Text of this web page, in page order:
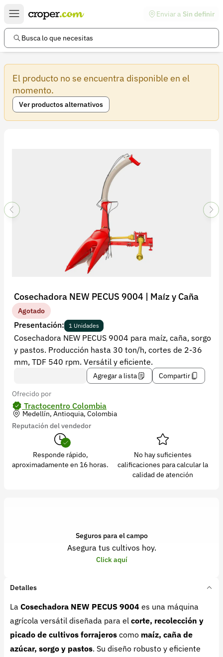
Enviar a Sin definir
Busca lo que necesitas
El producto no se encuentra disponible en el
momento.
Ver productos alternativos
Cosechadora NEW PECUS 9004 | Maíz y Caña
Agotado
Presentación: 1 Unidades
Cosechadora NEW PECUS 9004 para maíz, caña, sorgo
y pastos. Producción hasta 30 ton/h, cortes de 2-36
mm, TDF 540 rpm. Versátil y eficiente.
Agregar a lista
Compartir
Ofrecido por
Tractocentro Colombia
Medellín, Antioquia, Colombia
Reputación del vendedor
Responde rápido,
aproximadamente en 16 horas.
No hay suficientes
calificaciones para calcular la
calidad de atención
Seguros para el campo
Asegura tus cultivos hoy.
Click aquí
Detalles
La Cosechadora NEW PECUS 9004 es una máquina
agrícola versátil diseñada para el corte, recolección y
picado de cultivos forrajeros como maíz, caña de
azúcar, sorgo y pastos. Su diseño robusto y eficiente
Enlaces de interés
Preguntas frecuentes
Ayuda
Información legal
Términos y condiciones
Registrarse
contacto@croper.com
© 2026 Croper.com Todos los derechos reservados
Versión 5.45.0
Síguenos